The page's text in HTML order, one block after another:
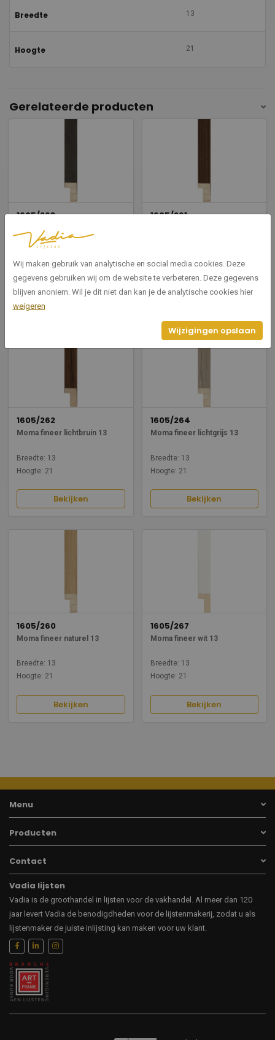
Breedte 13
Hoogte 21
Gerelateerde producten
1605/263
Hoogte: 21
Bekijken
1605/261
Hoogte: 21
Bekijken
1605/262
Moma fineer lichtbruin 13
Breedte: 13
Hoogte: 21
Bekijken
1605/264
Moma fineer lichtgrijs 13
Breedte: 13
Hoogte: 21
Bekijken
1605/260
Moma fineer naturel 13
Breedte: 13
Hoogte: 21
Bekijken
1605/267
Moma fineer wit 13
Breedte: 13
Hoogte: 21
Bekijken
Menu
Producten
Contact
Vadia lijsten
Vadia is de groothandel in lijsten voor de vakhandel. Al meer dan 120
jaar levert Vadia de benodigdheden voor de lijstenmakerij, zodat u als
lijstenmaker de juiste inlijsting kan maken voor uw klant.
Wij maken gebruik van analytische en social media cookies. Deze
gegevens gebruiken wij om de website te verbeteren. Deze gegevens
blijven anoniem. Wil je dit niet dan kan je de analytische cookies hier
weigeren
Wijzigingen opslaan